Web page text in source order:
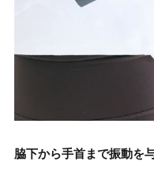
脇下から手首まで振動を